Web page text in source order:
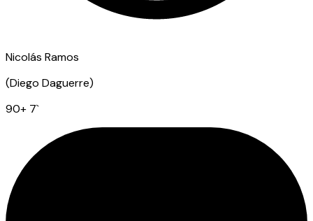
Nicolás Ramos
(Diego Daguerre)
90+ 7`